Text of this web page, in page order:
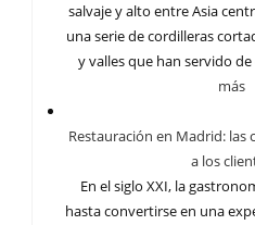
salvaje y alto entre Asia
una serie de cordilleras
y valles que han servido
más
Restauración en Madrid: las
a los
En el siglo XXI, la
hasta convertirse en una